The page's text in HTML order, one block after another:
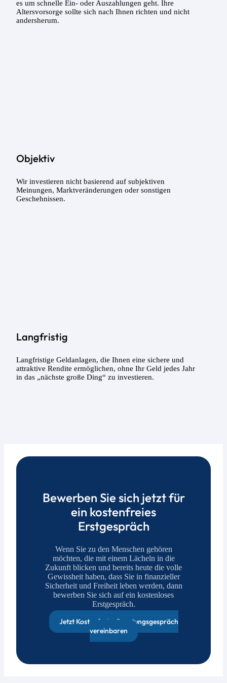
es um schnelle Ein- oder Auszahlungen geht. Ihre
Altersvorsorge sollte sich nach Ihnen richten und nicht
andersherum.
Objektiv
Wir investieren nicht basierend auf subjektiven
Meinungen, Marktveränderungen oder sonstigen
Geschehnissen.
Langfristig
Langfristige Geldanlagen, die Ihnen eine sichere und
attraktive Rendite ermöglichen, ohne Ihr Geld jedes Jahr
in das „nächste große Ding“ zu investieren.
Bewerben Sie sich jetzt für
ein kostenfreies
Erstgespräch
Wenn Sie zu den Menschen gehören
möchten, die mit einem Lächeln in die
Zukunft blicken und bereits heute die volle
Gewissheit haben, dass Sie in finanzieller
Sicherheit und Freiheit leben werden, dann
bewerben Sie sich auf ein kostenloses
Erstgespräch.
Jetzt Kostenfreies Beratungsgespräch
vereinbaren